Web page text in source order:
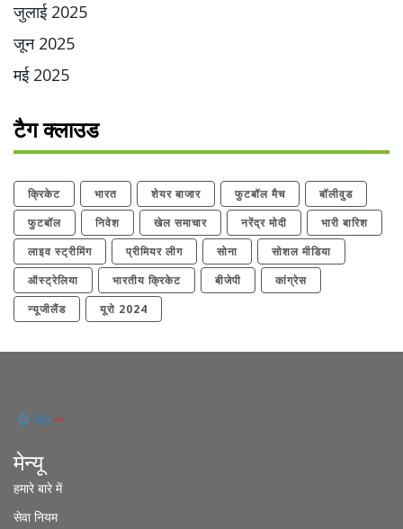
जुलाई 2025
जून 2025
मई 2025
टैग क्लाउड
क्रिकेट भारत शेयर बाजार फुटबॉल मैच
बॉलीवुड
फुटबॉल
निवेश खेल समाचार नरेंद्र मोदी
भारी बारिश
लाइव स्ट्रीमिंग
प्रीमियर लीग सोना
सोशल मीडिया
ऑस्ट्रेलिया
भारतीय क्रिकेट बीजेपी
कांग्रेस
न्यूजीलैंड
यूरो 2024
मेन्यू
हमारे बारे में
सेवा नियम